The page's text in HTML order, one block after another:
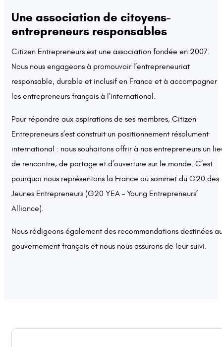
Une association de citoyens-
entrepreneurs responsables
Citizen Entrepreneurs est une association fondée en 2007.
Nous nous engageons à promouvoir l’entrepreneuriat
responsable, durable et inclusif en France et à accompagner
les entrepreneurs français à l’international.
Pour répondre aux aspirations de ses membres, Citizen
Entrepreneurs s’est construit un positionnement résolument
international : nous souhaitons offrir à nos entrepreneurs un
de rencontre, de partage et d’ouverture sur le monde. C’est
pourquoi nous représentons la France au sommet du G20 des
Jeunes Entrepreneurs (G20 YEA – Young Entrepreneurs’
Alliance).
Nous rédigeons également des recommandations destinées
gouvernement français et nous nous assurons de leur suivi.